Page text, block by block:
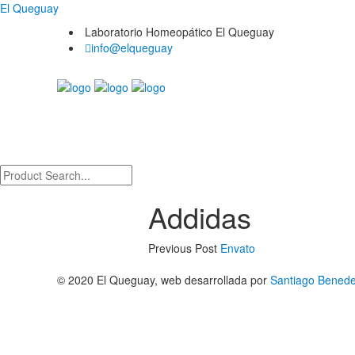
El Queguay
Laboratorio Homeopático El Queguay
info@elqueguay
Addidas
Previous Post Envato
© 2020 El Queguay, web desarrollada por Santiago